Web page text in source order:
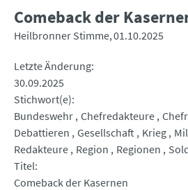
Comeback der
Heilbronner Stimme 01.10.2025
Letzte Änderung
30.09.2025
Stichwort(e)
Bundeswehr Chefredakteure
Debattieren Gesellschaft Krieg
Redakteure Region Regionen
Titel
Comeback der Kasernen